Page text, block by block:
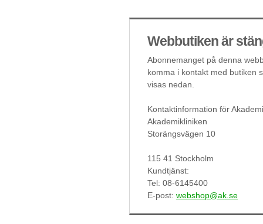
Webbutiken är
Abonnemanget på denna
komma i kontakt med butiken
visas nedan.
Kontaktinformation för
Akademikliniken
Storängsvägen 10
115 41 Stockholm
Kundtjänst:
Tel: 08-6145400
E-post: webshop@ak.se